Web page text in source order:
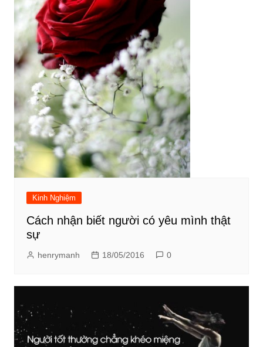
Kinh Nghiệm
Cách nhận biết người có yêu mình thật
sự
henrymanh 18/05/2016 0